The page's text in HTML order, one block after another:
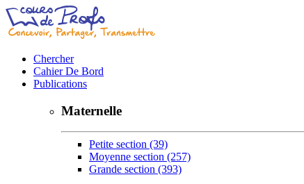
Chercher
Cahier De Bord
Publications
Maternelle
Petite section (39)
Moyenne section (257)
Grande section (393)